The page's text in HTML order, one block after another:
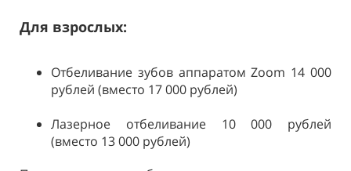
Для взрослых:
Отбеливание зубов аппаратом Zoom 14 000
рублей (вместо 17 000 рублей)
Лазерное отбеливание 10 000 рублей
(вместо 13 000 рублей)